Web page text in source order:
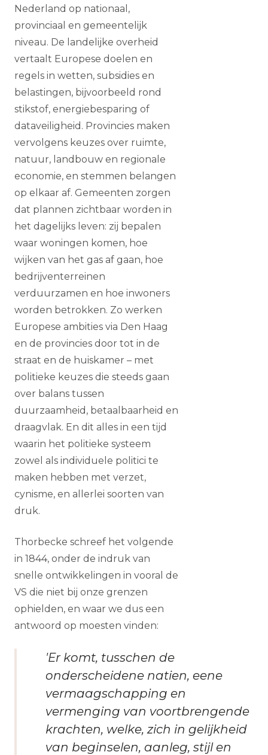
Nederland op nationaal,
provinciaal en gemeentelijk
niveau. De landelijke overheid
vertaalt Europese doelen en
regels in wetten, subsidies en
belastingen, bijvoorbeeld rond
stikstof, energiebesparing of
dataveiligheid. Provincies maken
vervolgens keuzes over ruimte,
natuur, landbouw en regionale
economie, en stemmen belangen
op elkaar af. Gemeenten zorgen
dat plannen zichtbaar worden in
het dagelijks leven: zij bepalen
waar woningen komen, hoe
wijken van het gas af gaan, hoe
bedrijventerreinen
verduurzamen en hoe inwoners
worden betrokken. Zo werken
Europese ambities via Den Haag
en de provincies door tot in de
straat en de huiskamer – met
politieke keuzes die steeds gaan
over balans tussen
duurzaamheid, betaalbaarheid en
draagvlak. En dit alles in een tijd
waarin het politieke systeem
zowel als individuele politici te
maken hebben met verzet,
cynisme, en allerlei soorten van
druk.
Thorbecke schreef het volgende
in 1844, onder de indruk van
snelle ontwikkelingen in vooral de
VS die niet bij onze grenzen
ophielden, en waar we dus een
antwoord op moesten vinden:
'Er komt, tusschen de
onderscheidene natien, eene
vermaagschapping en
vermenging van voortbrengende
krachten, welke, zich in gelijkheid
van beginselen, aanleg, stijl en